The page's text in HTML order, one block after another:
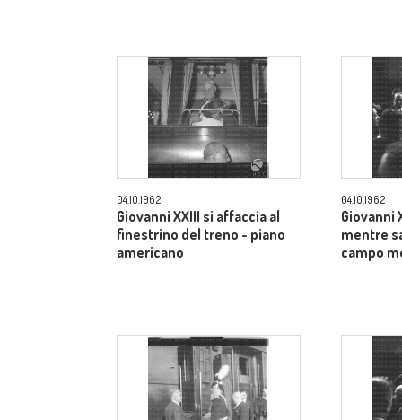
04.10.1962
Giovanni XXIII si affaccia al
finestrino del treno - piano
americano
04.10.1962
Giovanni
mentre
campo